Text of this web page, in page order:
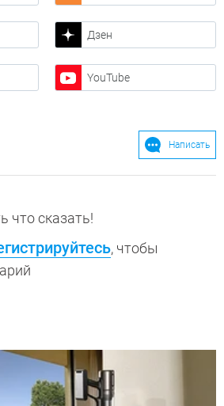
Дзен
YouTube
Написать
что сказать!
, чтобы